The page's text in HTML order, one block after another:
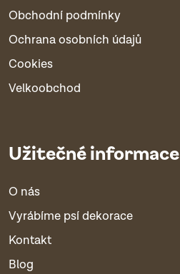
Obchodní podmínky
Ochrana osobních údajů
Cookies
Velkoobchod
Užitečné informace
O nás
Vyrábíme psí dekorace
Kontakt
Blog